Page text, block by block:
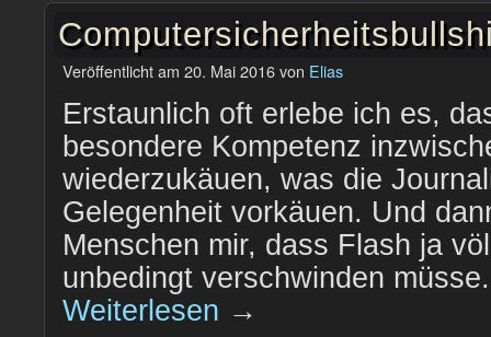
Veröffentlicht am 20. Mai 2016von Elias
Erstaunlich oft erlebe ich es,
besondere Kompetenz
wiederzukäuen, was die
Gelegenheit vorkäuen. Und
Menschen mir, dass Flash ja
unbedingt verschwinden
Weiterlesen →